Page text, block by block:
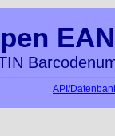
API/